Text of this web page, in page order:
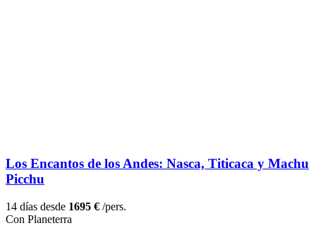
Los Encantos de los Andes: Nasca, Titicaca y Machu
Picchu
14 días desde 1695 € /pers.
Con Planeterra